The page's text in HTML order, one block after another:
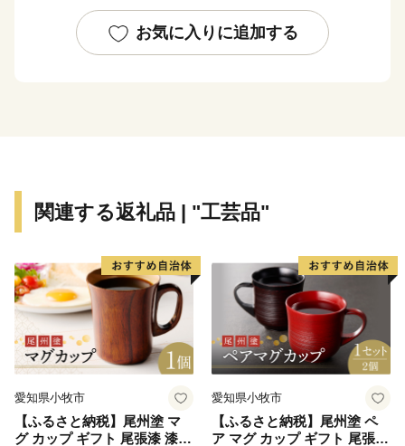
新幹線をつかえば、東京から90分。
上信越道自動車道東部湯の丸インターチェンジもあり、
味しいものもたくさん！
■□■……………………………………………………
返礼品等のお問い合わせはこちらへ
TEL：050-1807-3266（平日10：00～17：00）
※土日祝日、年末年始を除く
お気に入りに追加する
関連する返礼品 | "工芸品"
愛知県小牧市
【ふるさと納税】尾州塗 マ
グ カップ ギフト 尾張漆 漆
愛知県小牧市
【ふるさと納税】尾州塗 ペ
ア マグ カップ ギフト 尾張漆